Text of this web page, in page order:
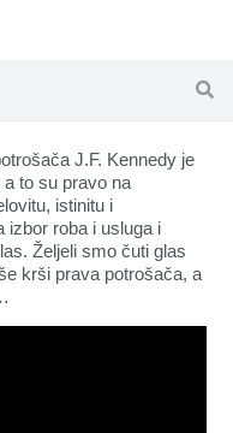
J.F. Kennedy je
to su pravo na
istinitu i
izbor roba i usluga i
Željeli smo čuti glas
krši prava potrošača, a